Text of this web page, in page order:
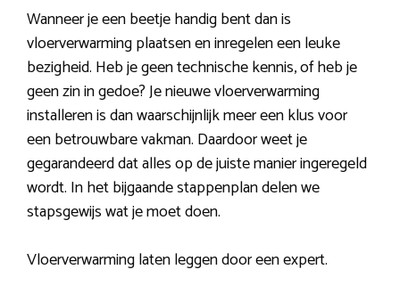
Wanneer je een beetje handig bent dan is
vloerverwarming plaatsen en inregelen een leuke
bezigheid. Heb je geen technische kennis, of heb je
geen zin in gedoe? Je nieuwe vloerverwarming
installeren is dan waarschijnlijk meer een klus voor
een betrouwbare vakman. Daardoor weet je
gegarandeerd dat alles op de juiste manier ingeregeld
wordt. In het bijgaande stappenplan delen we
stapsgewijs wat je moet doen.
Vloerverwarming laten leggen door een expert.